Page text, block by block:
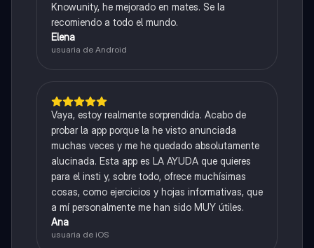
Knowunity, he mejorado en mates. Se la
recomiendo a todo el mundo.
Elena
usuaria de Android
Vaya, estoy realmente sorprendida. Acabo de
probar la app porque la he visto anunciada
muchas veces y me he quedado absolutamente
alucinada. Esta app es LA AYUDA que quieres
para el insti y, sobre todo, ofrece muchísimas
cosas, como ejercicios y hojas informativas, que
a mí personalmente me han sido MUY útiles.
Ana
usuaria de iOS